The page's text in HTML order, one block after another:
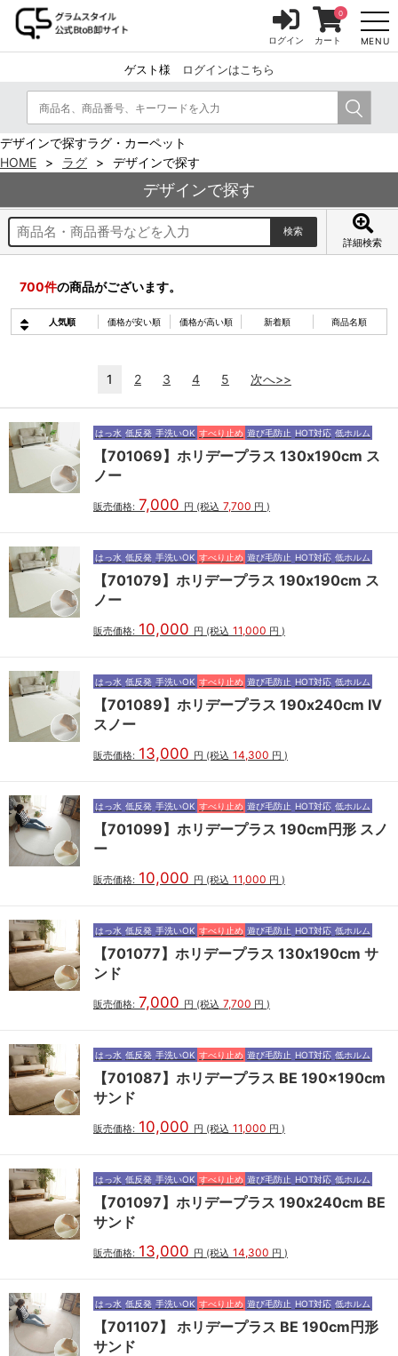
ゲスト様 ログインはこちら
MENU
ログイン カート
0
デザインで探すラグ・カーペット
HOME
ラグ デザインで探す
デザインで探す
詳細検索
700件の商品がございます。
人気順 価格が安い順 価格が高い順 新着順 商品名順
1 2 3 4 5 次へ>>
はっ水 低反発 手洗いOK すべり止め 遊び毛防止 HOT対応 低ホルム
【701069】ホリデープラス 130x190cm ス
ノー
販売価格: 7,000 円 (税込 7,700 円 )
はっ水 低反発 手洗いOK すべり止め 遊び毛防止 HOT対応 低ホルム
【701079】ホリデープラス 190x190cm ス
ノー
販売価格: 10,000 円 (税込 11,000 円 )
はっ水 低反発 手洗いOK すべり止め 遊び毛防止 HOT対応 低ホルム
【701089】ホリデープラス 190x240cm IV
スノー
販売価格: 13,000 円 (税込 14,300 円 )
はっ水 低反発 手洗いOK すべり止め 遊び毛防止 HOT対応 低ホルム
【701099】ホリデープラス 190cm円形 スノ
ー
販売価格: 10,000 円 (税込 11,000 円 )
はっ水 低反発 手洗いOK すべり止め 遊び毛防止 HOT対応 低ホルム
【701077】ホリデープラス 130x190cm サ
ンド
販売価格: 7,000 円 (税込 7,700 円 )
はっ水 低反発 手洗いOK すべり止め 遊び毛防止 HOT対応 低ホルム
【701087】ホリデープラス BE 190x190cm
サンド
販売価格: 10,000 円 (税込 11,000 円 )
はっ水 低反発 手洗いOK すべり止め 遊び毛防止 HOT対応 低ホルム
【701097】ホリデープラス 190x240cm BE
サンド
販売価格: 13,000 円 (税込 14,300 円 )
はっ水 低反発 手洗いOK すべり止め 遊び毛防止 HOT対応 低ホルム
【701107】 ホリデープラス BE 190cm円形
サンド